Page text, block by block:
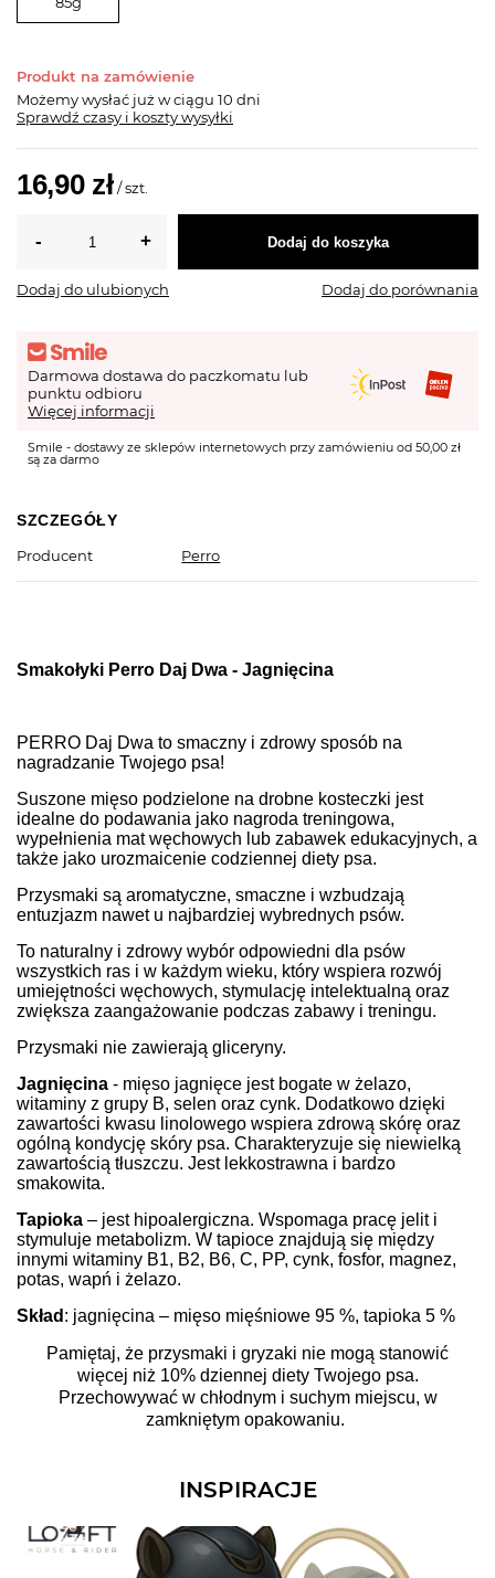
Produkt na zamówienie
Możemy wysłać już w ciągu 10 dni
Sprawdź czasy i koszty wysyłki
16,90 zł /szt.
Dodaj do koszyka
Dodaj do ulubionych Dodaj do porównania
Darmowa dostawa do paczkomatu lub
punktu odbioru
Więcej informacji
Smile - dostawy ze sklepów internetowych przy zamówieniu od 50,00 zł
są za darmo
SZCZEGÓŁY
Producent
Perro
Smakołyki Perro Daj Dwa - Jagnięcina
PERRO Daj Dwa to smaczny i zdrowy sposób na
nagradzanie Twojego psa!
Suszone mięso podzielone na drobne kosteczki jest
idealne do podawania jako nagroda treningowa,
wypełnienia mat węchowych lub zabawek edukacyjnych, a
także jako urozmaicenie codziennej diety psa.
Przysmaki są aromatyczne, smaczne i wzbudzają
entuzjazm nawet u najbardziej wybrednych psów.
To naturalny i zdrowy wybór odpowiedni dla psów
wszystkich ras i w każdym wieku, który wspiera rozwój
umiejętności węchowych, stymulację intelektualną oraz
zwiększa zaangażowanie podczas zabawy i treningu.
Przysmaki nie zawierają gliceryny.
Jagnięcina - mięso jagnięce jest bogate w żelazo,
witaminy z grupy B, selen oraz cynk. Dodatkowo dzięki
zawartości kwasu linolowego wspiera zdrową skórę oraz
ogólną kondycję skóry psa. Charakteryzuje się niewielką
zawartością tłuszczu. Jest lekkostrawna i bardzo
smakowita.
Tapioka – jest hipoalergiczna. Wspomaga pracę jelit i
stymuluje metabolizm. W tapioce znajdują się między
innymi witaminy B1, B2, B6, C, PP, cynk, fosfor, magnez,
potas, wapń i żelazo.
Skład : jagnięcina – mięso mięśniowe 95 %, tapioka 5 %
Pamiętaj, że przysmaki i gryzaki nie mogą stanowić
więcej niż 10% dziennej diety Twojego psa.
Przechowywać w chłodnym i suchym miejscu, w
zamkniętym opakowaniu.
INSPIRACJE